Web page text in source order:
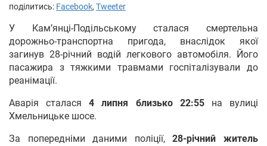
поділитись: Facebook, Tweeter
У Кам’янці-Подільському сталася смертельна
дорожньо-транспортна пригода, внаслідок якої
загинув 28-річний водій легкового автомобіля. Його
пасажира з тяжкими травмами госпіталізували до
реанімації.
Аварія сталася4 липня близько 22:55на вулиці
Хмельницьке шосе.
За попередніми даними поліції,28-річний житель